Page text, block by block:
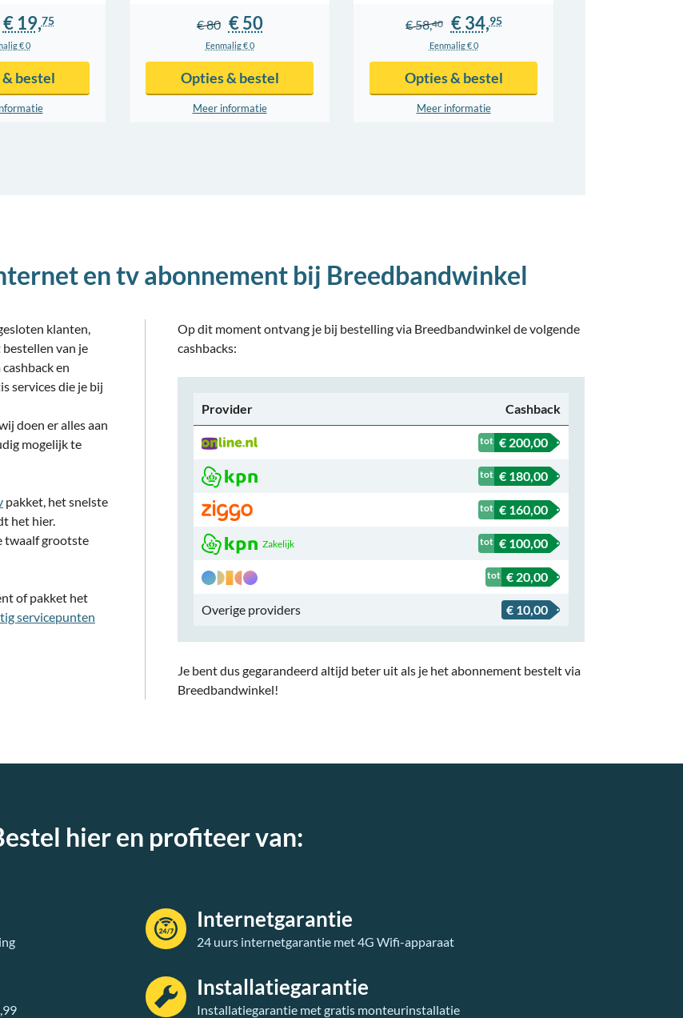
€ 19,75
€ 0
bestel
rmatie
€ 80 € 50
Eenmalig € 0
Opties & bestel
Meer informatie
€ 58,40 € 34,95
Eenmalig € 0
Opties & bestel
Meer informatie
en tvabonnement bij Breedbandwinkel
klanten,
van je
en
services die je bij
doen er alles aan
mogelijk te
pakket, het snelste
het hier.
twaalf grootste
of pakket het
servicepunten
Op dit moment ontvang je bij bestelling via Breedbandwinkel de volgende
cashbacks:
Provider Cashback
€ 200,00
€ 180,00
€ 160,00
Zakelijk € 100,00
€ 20,00
Overige providers € 10,00
Je bent dus gegarandeerd altijd beter uit als je het abonnement bestelt via
Breedbandwinkel!
hier en profiteer van:
Internetgarantie
24 uurs internetgarantie met 4G Wifi-apparaat
Installatiegarantie
Installatiegarantie met gratis monteurinstallatie